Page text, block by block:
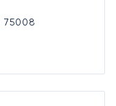
75008